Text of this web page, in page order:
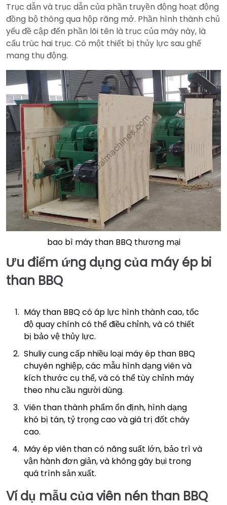
Trục dẫn và trục dẫn của phần truyền động hoạt động
đồng bộ thông qua hộp răng mở. Phần hình thành chủ
yếu đề cập đến phần lõi tên là trục của máy này, là
cấu trúc hai trục. Có một thiết bị thủy lực sau ghế
mang thụ động.
bao bì máy than BBQ thương mại
Ưu điểm ứng dụng của máy ép bi
than BBQ
Máy than BBQ có áp lực hình thành cao, tốc
độ quay chính có thể điều chỉnh, và có thiết
bị bảo vệ thủy lực.
Shuliy cung cấp nhiều loại máy ép than BBQ
chuyên nghiệp, các mẫu hình dạng viên và
kích thước cụ thể, và có thể tùy chỉnh máy
theo nhu cầu người dùng.
Viên than thành phẩm ổn định, hình dạng
khó bị tán, tỷ trọng cao và giá trị đốt cháy
cao.
Máy ép viên than có năng suất lớn, bảo trì và
vận hành đơn giản, và không gây bụi trong
quá trình sản xuất.
Ví dụ mẫu của viên nén than BBQ